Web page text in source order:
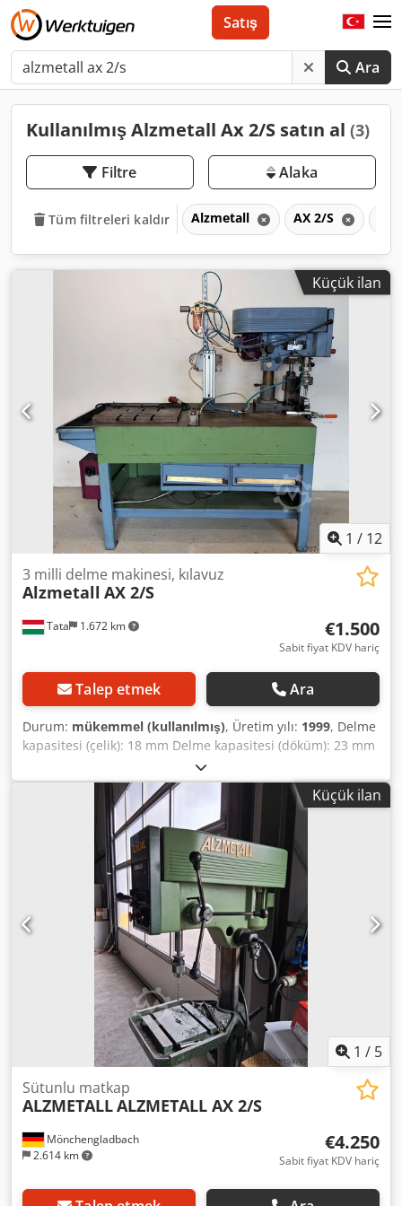
Ara
Satış
Kullanılmış Alzmetall Ax 2/S satın al (3)
Filtre Alaka
Tüm filtreleri kaldır Alzmetall AX 2/S
Küçük ilan
1 / 12
Tata 1.672 km
3 milli delme makinesi, kılavuz
Alzmetall AX 2/S
€1.500
Sabit fiyat KDV hariç
Talep etmek Ara
Durum: mükemmel (kullanılmış), Üretim yılı: 1999, Delme
kapasitesi (çelik): 18 mm Delme kapasitesi (döküm): 23 mm
Dsdpskytxzefx Aa Ujck Kılavuz çekme kapasitesi (çelik):
M14mm Mil montajı: MK 2 İş mili stroku: 100mm Uzatma:
250 mm Kolon çapı: 90 mm Güç: 0,55 kW iş mili hızı: 125 -
2400 rpm / 225 - 4300 rpm
Küçük ilan
1 / 5
Mönchengladbach
2.614 km
Sütunlu matkap
ALZMETALLALZMETALL AX 2/S
€4.250
Sabit fiyat KDV hariç